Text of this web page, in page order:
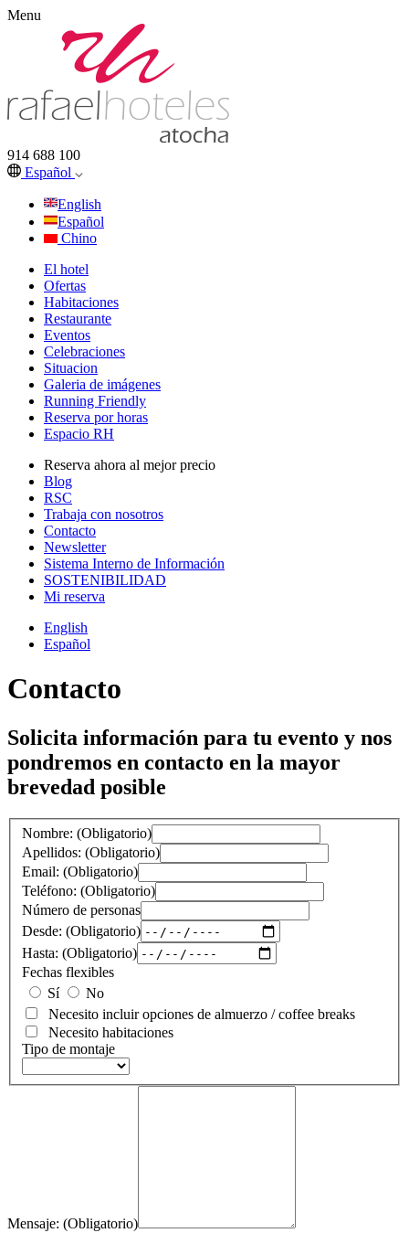
Menu
914 688 100
Español
English
Español
Chino
El hotel
Ofertas
Habitaciones
Restaurante
Eventos
Celebraciones
Situacion
Galeria de imágenes
Running Friendly
Reserva por horas
Espacio RH
Reserva ahora al mejor precio
Blog
RSC
Trabaja con nosotros
Contacto
Newsletter
Sistema Interno de Información
SOSTENIBILIDAD
Mi reserva
English
Español
Contacto
Solicita información para tu evento y nos
pondremos en contacto en la mayor
brevedad posible
Nombre: (Obligatorio)
Apellidos: (Obligatorio)
Email: (Obligatorio)
Teléfono: (Obligatorio)
Número de personas
Desde: (Obligatorio)
Hasta: (Obligatorio)
Fechas flexibles
Sí
No
Necesito incluir opciones de almuerzo / coffee breaks
Necesito habitaciones
Tipo de montaje
Mensaje: (Obligatorio)